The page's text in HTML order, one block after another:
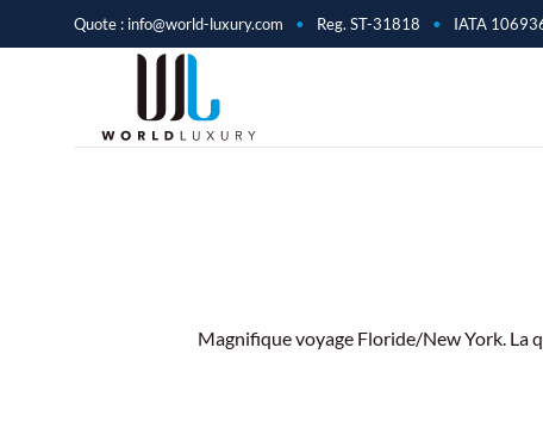
au
Quote : info@world-luxury.com • Reg. ST-31818 • IATA
Magnifique voyage Floride/New York. La